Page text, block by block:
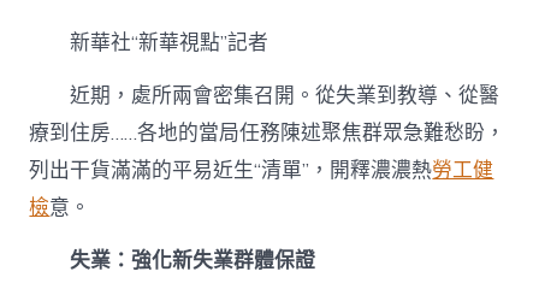
關
心
處
所
新華社“新華視點”記者
近期，處所兩會密集召開。從失業到教導、從醫
療到住房……各地的當局任務陳述聚焦群眾急難愁盼，
列出干貨滿滿的平易近生“清單”，開釋濃濃熱勞工健
檢意。
失業：強化新失業群體保證